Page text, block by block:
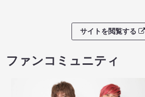
サイトを閲覧する
ファンコミュニティ